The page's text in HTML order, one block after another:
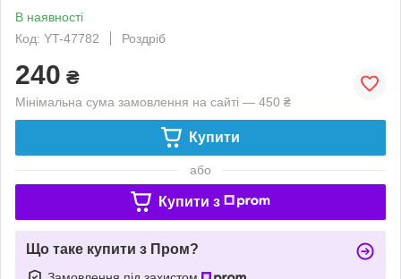
В наявності
Код: YT-47782
Роздріб
240 ₴
Мінімальна сума замовлення на сайті — 450 ₴
Купити
або
Купити з
Що таке купити з Пром?